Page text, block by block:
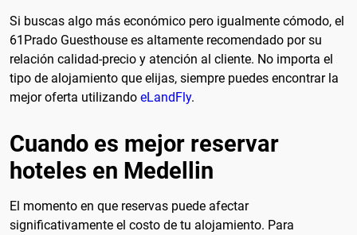
Si buscas algo más económico pero igualmente cómodo, el
61Prado Guesthouse es altamente recomendado por su
relación calidad-precio y atención al cliente. No importa el
tipo de alojamiento que elijas, siempre puedes encontrar la
mejor oferta utilizando eLandFly.
Cuando es mejor reservar
hoteles en Medellin
El momento en que reservas puede afectar
significativamente el costo de tu alojamiento. Para